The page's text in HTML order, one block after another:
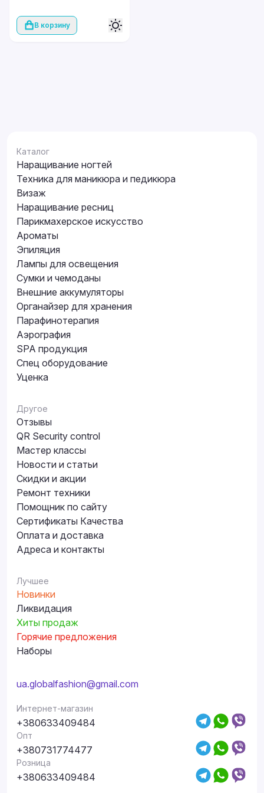
В корзину
Каталог
Наращивание ногтей
Техника для маникюра и педикюра
Визаж
Наращивание ресниц
Парикмахерское искусство
Ароматы
Эпиляция
Лампы для освещения
Сумки и чемоданы
Внешние аккумуляторы
Органайзер для хранения
Парафинотерапия
Аэрография
SPA продукция
Спец оборудование
Уценка
Другое
Отзывы
QR Security control
Мастер классы
Новости и статьи
Скидки и акции
Ремонт техники
Помощник по сайту
Сертификаты Качества
Оплата и доставка
Адреса и контакты
Лучшее
Новинки
Ликвидация
Хиты продаж
Горячие предложения
Наборы
ua.globalfashion@gmail.com
Интернет-магазин
+380633409484
Опт
+380731774477
Розница
+380633409484